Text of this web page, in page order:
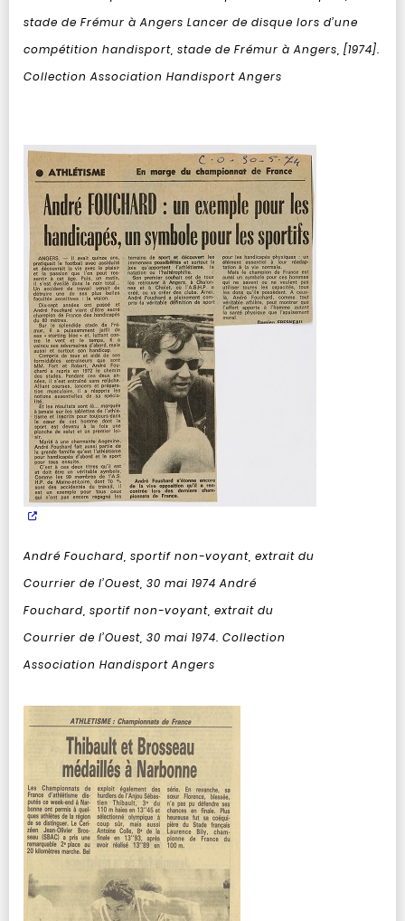
stade de Frémur à Angers Lancer de disque lors d’une
compétition handisport, stade de Frémur à Angers, [1974].
Collection Association Handisport Angers
André Fouchard, sportif non-voyant, extrait du
Courrier de l’Ouest, 30 mai 1974André
Fouchard, sportif non-voyant, extrait du
Courrier de l’Ouest, 30 mai 1974. Collection
Association Handisport Angers